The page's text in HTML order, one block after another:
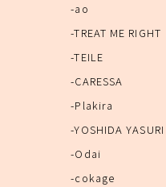
-ao
-TREAT ME RIGHT
-TEILE
-CARESSA
-Plakira
-YOSHIDA YASURI
-Odai
-cokage